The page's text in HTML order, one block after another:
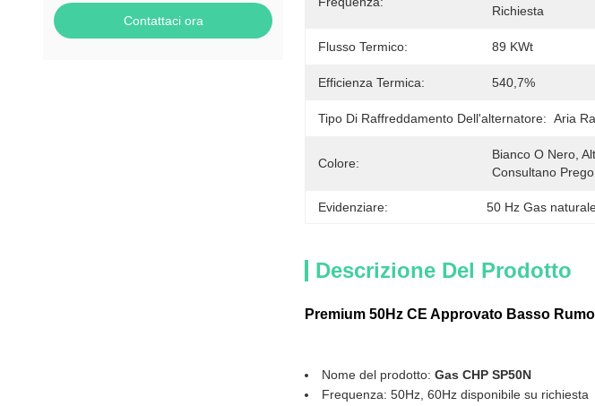
Contattaci ora
Richiesta
Flusso Termico: 89 KWt
Efficienza Termica: 540,7%
Tipo Di Raffreddamento Dell'alternatore: Aria
Colore:
Bianco O Nero,
Consultano
Evidenziare: 50 Hz Gas
Descrizione Del Prodotto
Premium 50Hz CE Approvato Basso
Nome del prodotto: Gas CHP SP50N
Frequenza: 50Hz, 60Hz disponibile su richiesta